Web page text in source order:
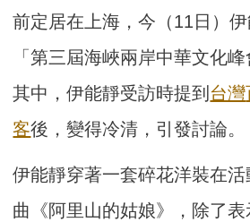
前定居在上海，今（11日）
「第三屆海峽兩岸中華文化
其中，伊能靜受訪時提到 台灣
客後，變得冷清，引發討論。
伊能靜穿著一套碎花洋裝在
曲《阿里山的姑娘》，除了